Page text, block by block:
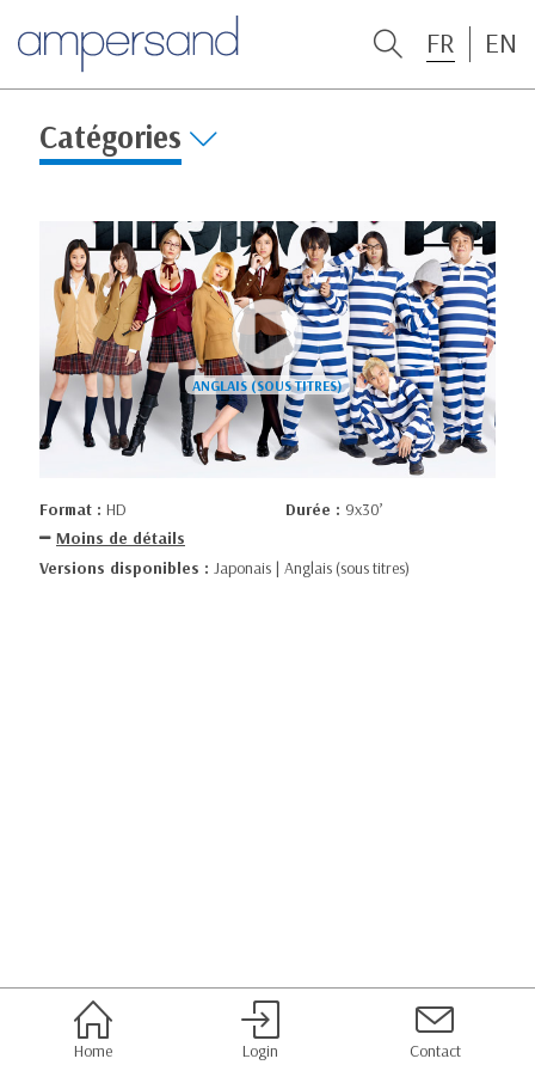
FR EN
Catégories
Format : HD Durée : 9x30’
Moins de détails
Versions disponibles : Japonais | Anglais (sous titres)
Home Login Contact